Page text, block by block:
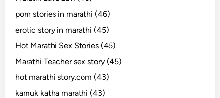
porn stories in marathi (46)
erotic story in marathi (45)
Hot Marathi Sex Stories (45)
Marathi Teacher sex story (45)
hot marathi story.com (43)
kamuk katha marathi (43)